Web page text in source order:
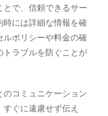
で、信頼できるサー
時には詳細な情報を確
ポリシーや料金の確
ラブルを防ぐことが
コミュニケーション
ぐに遠慮せず伝え